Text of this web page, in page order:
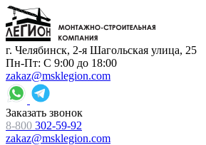
г. Челябинск, 2-я Шагольская улица, 25
Пн-Пт: С 9:00 до 18:00
zakaz@msklegion.com
Заказать звонок
8-800 302-59-92
zakaz@msklegion.com